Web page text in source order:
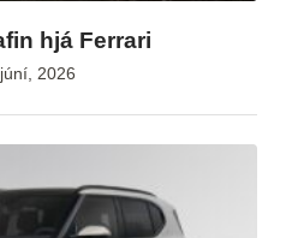
hjá Ferrari
2026